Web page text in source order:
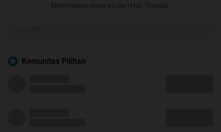
Menemukan inspirasi dari Hot Threads.
Komunitas Pilihan